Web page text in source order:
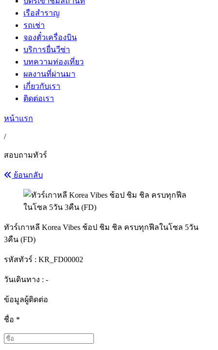
เรือสำราญ
รถเช่า
จองตั๋วเครื่องบิน
บริการยื่นวีซ่า
บทความท่องเที่ยว
ผลงานที่ผ่านมา
เกี่ยวกับเรา
ติดต่อเรา
หน้าแรก
/
สอบถามทัวร์
ย้อนกลับ
ทัวร์เกาหลี Korea Vibes ช้อป ชิม ชิล ครบทุกฟีลในโซล 5วัน
3คืน (FD)
รหัสทัวร์ : KR_FD00002
วันเดินทาง : -
ข้อมูลผู้ติดต่อ
ชื่อ *